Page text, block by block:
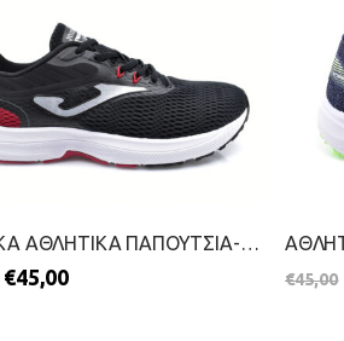
ΑΝΔΡΙΚΑ ΑΘΛΗΤΙΚΑ ΠΑΠΟΥΤΣΙΑ-JOMA-2199-0568-ΜΑΥΡΟ
€45,00 €45,00